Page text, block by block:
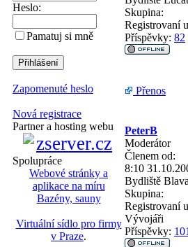
Heslo:
Pamatuj si mně
Zapomenuté heslo
Nová registrace
Partner a hosting webu
Spolupráce
Webové stránky a
aplikace na míru
Bazény, sauny
Virtuální sídlo pro firmy
v Praze.
Skupina:
Registrovaní
Příspěvky: 82
Přenos
PeterB
Moderátor
Členem od:
8:10
Bydliště
Skupina:
Registrovaní
Vývojáři
Příspěvky: